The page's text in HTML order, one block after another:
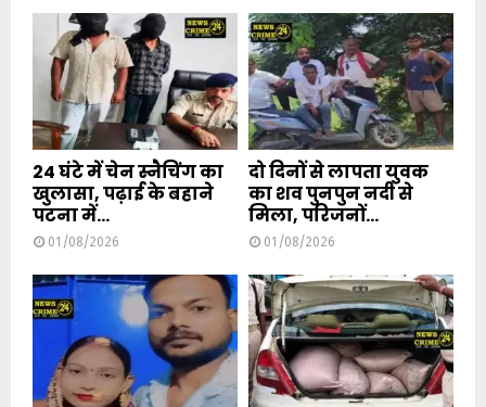
24 घंटे में चेन स्नैचिंग का
खुलासा, पढ़ाई के बहाने
पटना में...
01/08/2026
दो दिनों से लापता युवक
का शव पुनपुन नदी से
मिला, परिजनों...
01/08/2026